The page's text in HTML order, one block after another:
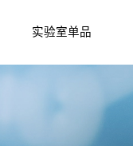
实验室单品